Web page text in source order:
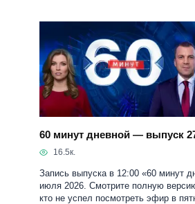
60 минут дневной — выпуск
16.5к.
Запись выпуска в 12:00 «60 минут
июля 2026. Смотрите полную
кто не успел посмотреть эфир в